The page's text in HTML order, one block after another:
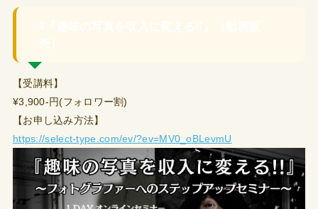
【受講料】
¥3,900-円(フォロワー割)
【お申し込み方法】
https://select-type.com/ev/?ev=MV0_oBLevmU